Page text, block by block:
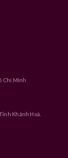
Chí MInh
Khánh Hoà.